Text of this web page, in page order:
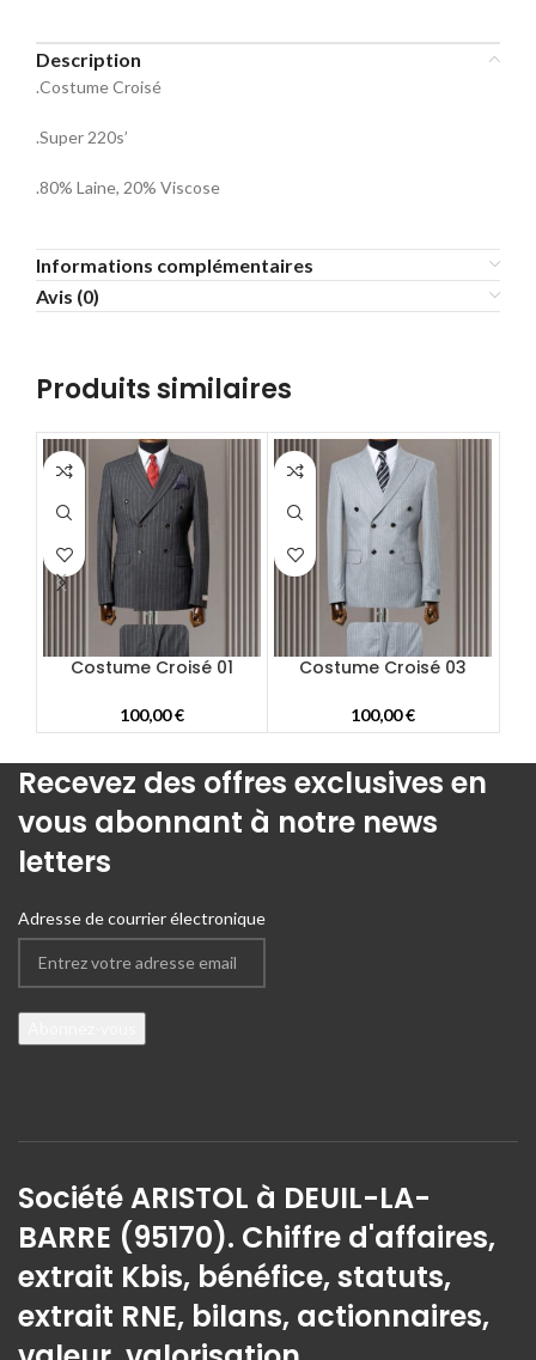
Sélectionnez la taille pour le produit
Taille Costume
46
52 54
70
Description
.Costume Croisé
.Super 220s’
.80% Laine, 20% Viscose
Informations complémentaires
Avis (0)
Produits similaires
Costume Croisé 01
100,00€
Costume Croisé 03
100,00€
Recevez des offres exclusives en
vous abonnant à notre news
letters
Adresse de courrier électronique
Société ARISTOL à DEUIL-LA-
BARRE (95170). Chiffre d'affaires,
extrait Kbis, bénéfice, statuts,
extrait RNE, bilans, actionnaires,